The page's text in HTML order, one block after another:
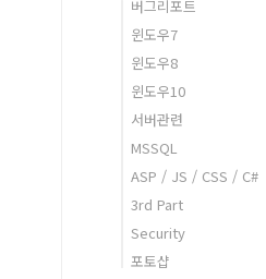
버그리포트
윈도우7
윈도우8
윈도우10
서버관련
MSSQL
ASP / JS / CSS / C#
3rd Part
Security
포토샵